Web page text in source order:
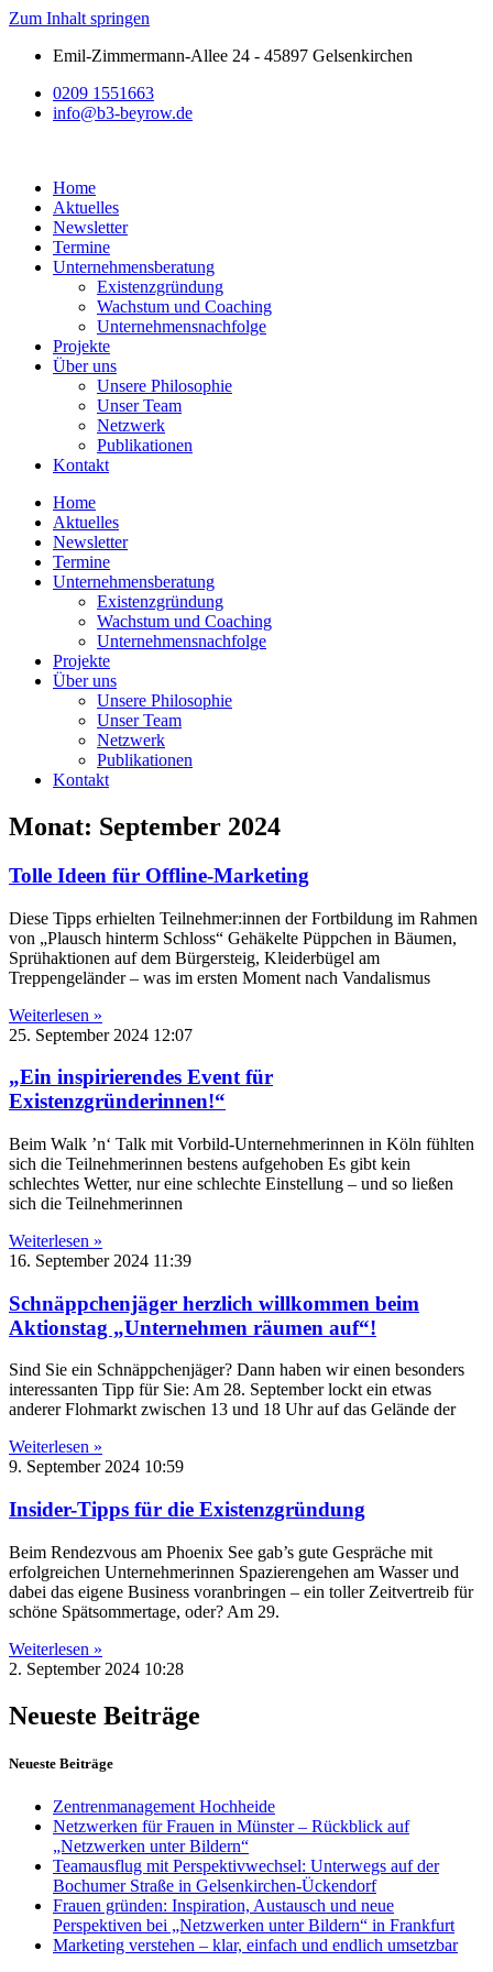
Zum Inhalt springen
Emil-Zimmermann-Allee 24 - 45897 Gelsenkirchen
0209 1551663
info@b3-beyrow.de
Home
Aktuelles
Newsletter
Termine
Unternehmensberatung
Existenzgründung
Wachstum und Coaching
Unternehmensnachfolge
Projekte
Über uns
Unsere Philosophie
Unser Team
Netzwerk
Publikationen
Kontakt
Home
Aktuelles
Newsletter
Termine
Unternehmensberatung
Existenzgründung
Wachstum und Coaching
Unternehmensnachfolge
Projekte
Über uns
Unsere Philosophie
Unser Team
Netzwerk
Publikationen
Kontakt
Monat: September 2024
Tolle Ideen für Offline-Marketing
Diese Tipps erhielten Teilnehmer:innen der Fortbildung im Rahmen
von „Plausch hinterm Schloss“ Gehäkelte Püppchen in Bäumen,
Sprühaktionen auf dem Bürgersteig, Kleiderbügel am
Treppengeländer – was im ersten Moment nach Vandalismus
Weiterlesen »
25. September 2024 12:07
„Ein inspirierendes Event für
Existenzgründerinnen!“
Beim Walk ’n‘ Talk mit Vorbild-Unternehmerinnen in Köln fühlten
sich die Teilnehmerinnen bestens aufgehoben Es gibt kein
schlechtes Wetter, nur eine schlechte Einstellung – und so ließen
sich die Teilnehmerinnen
Weiterlesen »
16. September 2024 11:39
Schnäppchenjäger herzlich willkommen beim
Aktionstag „Unternehmen räumen auf“!
Sind Sie ein Schnäppchenjäger? Dann haben wir einen besonders
interessanten Tipp für Sie: Am 28. September lockt ein etwas
anderer Flohmarkt zwischen 13 und 18 Uhr auf das Gelände der
Weiterlesen »
9. September 2024 10:59
Insider-Tipps für die Existenzgründung
Beim Rendezvous am Phoenix See gab’s gute Gespräche mit
erfolgreichen Unternehmerinnen Spazierengehen am Wasser und
dabei das eigene Business voranbringen – ein toller Zeitvertreib für
schöne Spätsommertage, oder? Am 29.
Weiterlesen »
2. September 2024 10:28
Neueste Beiträge
Neueste Beiträge
Zentrenmanagement Hochheide
Netzwerken für Frauen in Münster – Rückblick auf
„Netzwerken unter Bildern“
Teamausflug mit Perspektivwechsel: Unterwegs auf der
Bochumer Straße in Gelsenkirchen-Ückendorf
Frauen gründen: Inspiration, Austausch und neue
Perspektiven bei „Netzwerken unter Bildern“ in Frankfurt
Marketing verstehen – klar, einfach und endlich umsetzbar